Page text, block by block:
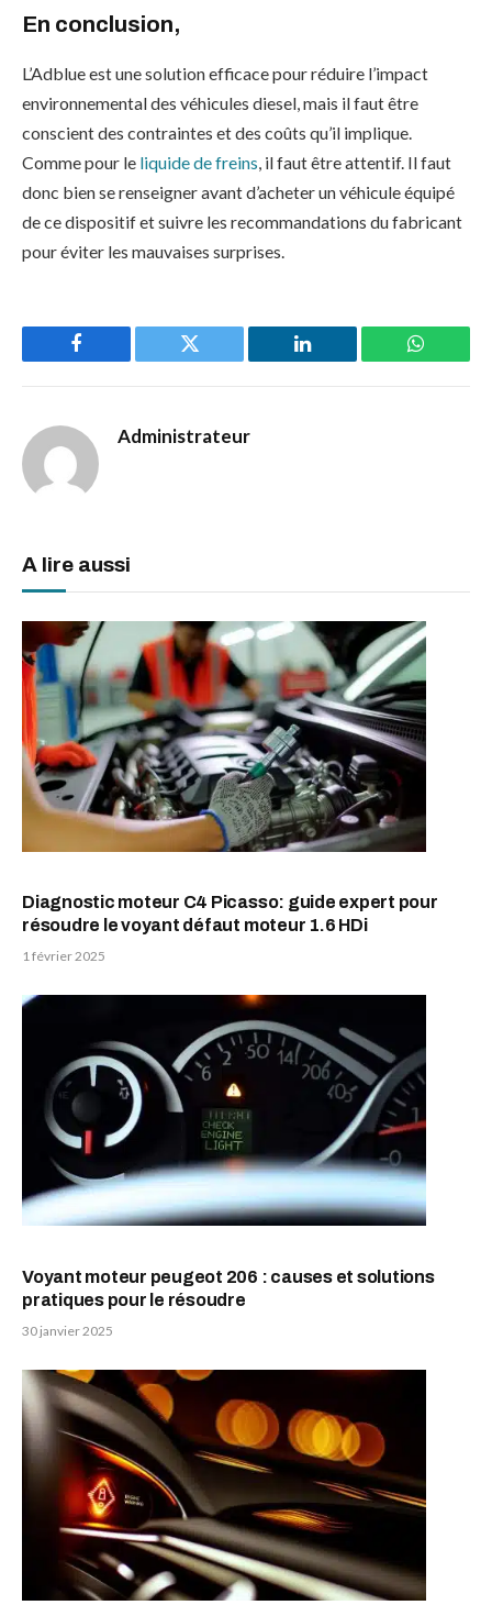
En conclusion,
L’Adblue est une solution efficace pour réduire l’impact
environnemental des véhicules diesel, mais il faut être
conscient des contraintes et des coûts qu’il implique.
Comme pour le liquide de freins , il faut être attentif. Il faut
donc bien se renseigner avant d’acheter un véhicule équipé
de ce dispositif et suivre les recommandations du fabricant
pour éviter les mauvaises surprises.
Facebook Twitter LinkedIn
Administrateur
A lire aussi
Diagnostic moteur C4 Picasso: guide expert pour
résoudre le voyant défaut moteur 1.6 HDi
1 février 2025
Voyant moteur peugeot 206 : causes et solutions
pratiques pour le résoudre
30 janvier 2025